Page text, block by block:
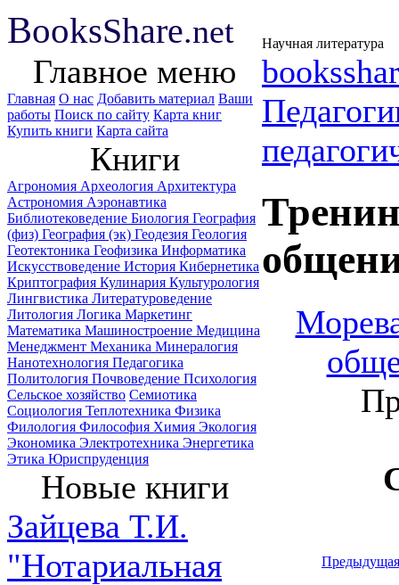
BooksShare.net Научная литература
Главное меню
Главная О нас Добавить материал Ваши
работы Поиск по сайту Карта книг
Купить книги Карта сайта
Книги
Агрономия Археология Архитектура
Астрономия Аэронавтика
Библиотековедение Биология География
(физ) География (эк) Геодезия Геология
Геотектоника Геофизика Информатика
Искусствоведение История Кибернетика
Криптография Кулинария Культурология
Лингвистика Литературоведение
Литология Логика Маркетинг
Математика Машиностроение Медицина
Менеджмент Механика Минералогия
Нанотехнология Педагогика
Политология Почвоведение Психология
Сельское хозяйство Семиотика
Социология Теплотехника Физика
Филология Философия Химия Экология
Экономика Электротехника Энергетика
Этика Юриспруденция
Новые книги
Зайцева Т.И.
"Нотариальная
Предыдущая